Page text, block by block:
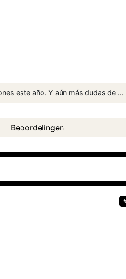
este año. Y aún más dudas de ...
Beoordelingen